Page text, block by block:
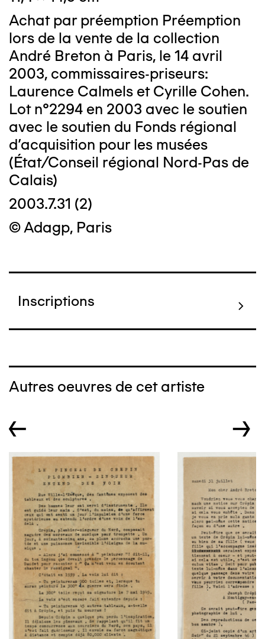
Achat par préemption Préemption
lors de la vente de la collection
André Breton à Paris, le 14 avril
2003, commissaires-priseurs:
Laurence Calmels et Cyrille Cohen.
Lot n°2294 en 2003 avec le soutien
avec le soutien du Fonds régional
d'acquisition pour les musées
(État/Conseil régional Nord-Pas de
Calais)
2003.7.31 (2)
© Adagp, Paris
Inscriptions
Autres oeuvres de cet artiste
← →